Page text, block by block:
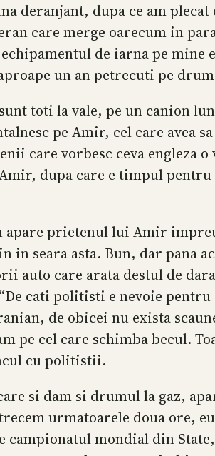
deranjant, dupa ce am
care merge oarecum in
de iarna pe mine
un an petrecuti pe
toti la vale, pe un canion
pe Amir, cel care avea
care vorbesc ceva engleza
dupa care e timpul
apare prietenul lui Amir
in seara asta. Bun, dar pana
auto care arata destul de
cati politisti e nevoie pentru
de obicei nu exista
cel care schimba becul.
cu politistii.
si dam si drumul la gaz,
urmatoarele doua ore,
mondial din